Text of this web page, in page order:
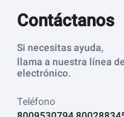
Contáctanos
Si necesitas ayuda,
llama a nuestra línea
electrónico.
Teléfono